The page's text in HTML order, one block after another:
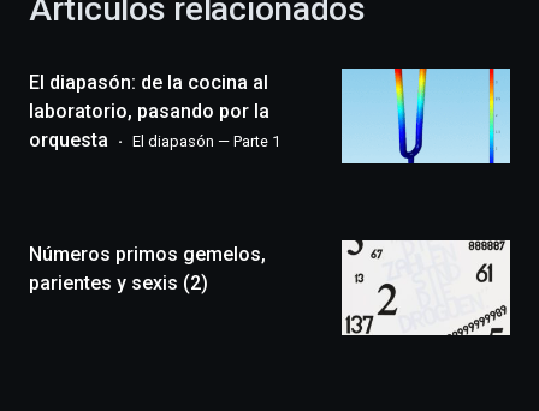
celebración
novena
edición
de
un
festival
Artículos relacionados
El diapasón: de la cocina al
laboratorio, pasando por la
orquesta
El diapasón — Parte 1
Números primos gemelos,
parientes y sexis (2)